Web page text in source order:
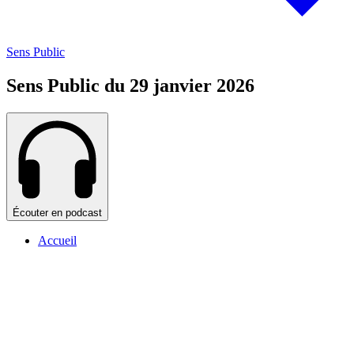
Sens Public
Sens Public du 29 janvier 2026
Écouter en podcast
Accueil